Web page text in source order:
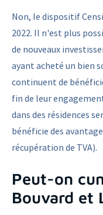
Non, le dispositif
2022. Il n'est plus
de nouveaux
ayant acheté un bien
continuent de
fin de leur
dans des résidences
bénéficie des
récupération de TVA).
Peut-on
Bouvard et